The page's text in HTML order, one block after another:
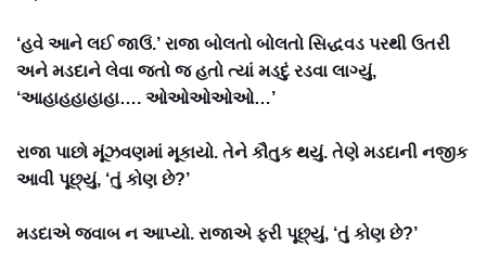
‘હવે આને લઈ જાઉં.’ રાજા બોલતો બોલતો સિદ્ધવડ પરથી ઉતરી
અને મડદાને લેવા જતો જ હતો ત્યાં મડદું રડવા લાગ્યું,
‘આહાહહાહાહા…. ઓઓઓઓઓ…’
રાજા પાછો મૂંઝવણમાં મૂકાયો. તેને કૌતુક થયું. તેણે મડદાની નજીક
આવી પૂછ્યું, ‘તું કોણ છે?’
મડદાએ જવાબ ન આપ્યો. રાજાએ ફરી પૂછ્યું, ‘તું કોણ છે?’